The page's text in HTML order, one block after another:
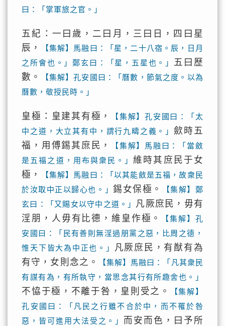
曰：「掌軍旅之官。」
五紀：一曰歲，二曰月，三曰日，四曰星
辰，
【集解】馬融曰：「星，二十八宿。辰，日月
之所會也。」鄭玄曰：「星，五星也。」 五曰歷
數。
【集解】孔安國曰：「曆數，節氣之度。以為
曆數，敬授民時。」
皇極：皇建其有極，
【集解】孔安國曰：「太
中之道，大立其有中，謂行九疇之義。」歛時五
福，用傅錫其庶民，
【集解】馬融曰：「當斂
是五福之道，用布與衆民。」維時其庶民于女
極，
【集解】馬融曰：「以其能斂是五福，故衆民
於汝取中正以歸心也。」 錫女保極。
【集解】鄭
玄曰：「又賜女以守中之道。」 凡厥庶民，毋有
淫朋，人毋有比德，維皇作極。
【集解】孔
安國曰：「民有善則無淫過朋黨之惡，比周之德，
惟天下皆大為中正也。」 凡厥庶民，有猷有為
有守，女則念之。
【集解】馬融曰：「凡其衆民
有謀有為，有所執守，當思念其行有所趣舍也。」
不恊于極，不離于咎，皇則受之。
【集解】
孔安國曰：「凡民之行雖不合於中，而不罹於咎
惡，皆可進用大法受之。」 而安而色，曰予所